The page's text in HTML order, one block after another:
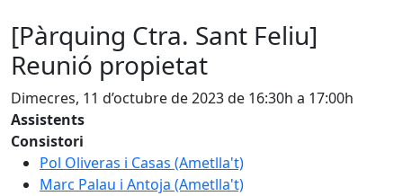
[Pàrquing Ctra. Sant Feliu]
Reunió propietat
Dimecres, 11 d’octubre de 2023 de 16:30h a 17:00h
Assistents
Consistori
Pol Oliveras i Casas (Ametlla't)
Marc Palau i Antoja (Ametlla't)